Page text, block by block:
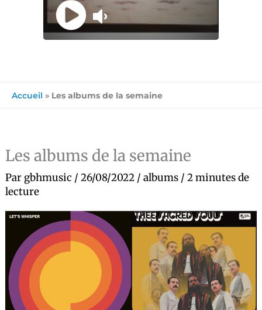
Accueil » Les albums de la semaine
Les albums de la semaine
Par gbhmusic /26/08/2022 /albums /2 minutes de
lecture